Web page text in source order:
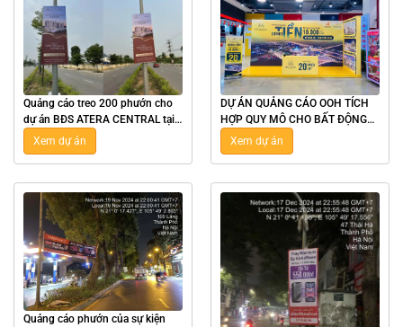
Quảng cáo treo 200 phướn cho
dự án BĐS ATERA CENTRAL tại
Hưng Yên
Xem dự án
DỰ ÁN QUẢNG CÁO OOH TÍCH
HỢP QUY MÔ CHO BẤT ĐỘNG
SẢN HPX GOLDEN LÀO CAI
Xem dự án
Quảng cáo phướn của sự kiện